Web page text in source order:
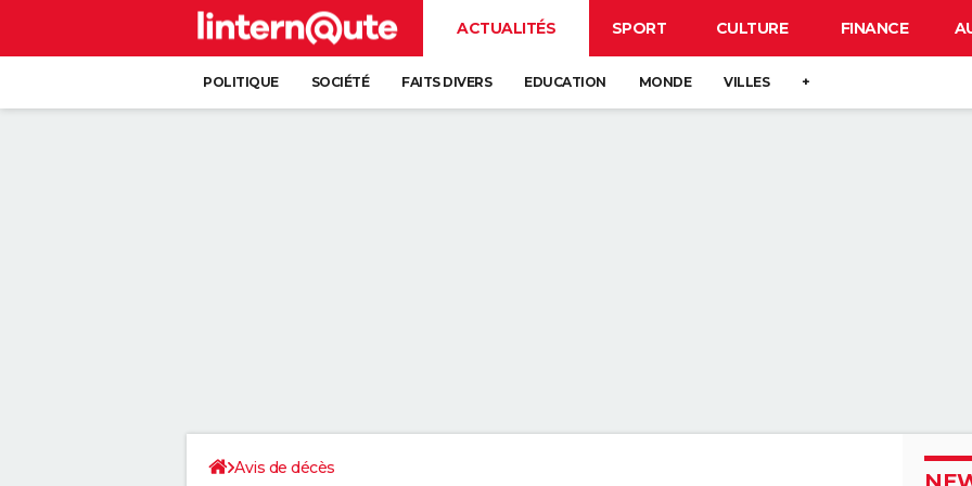
ACTUALITÉS SPORT CULTURE FINANCE
POLITIQUE SOCIÉTÉ FAITS DIVERS EDUCATION MONDE VILLES +
Avis de décès